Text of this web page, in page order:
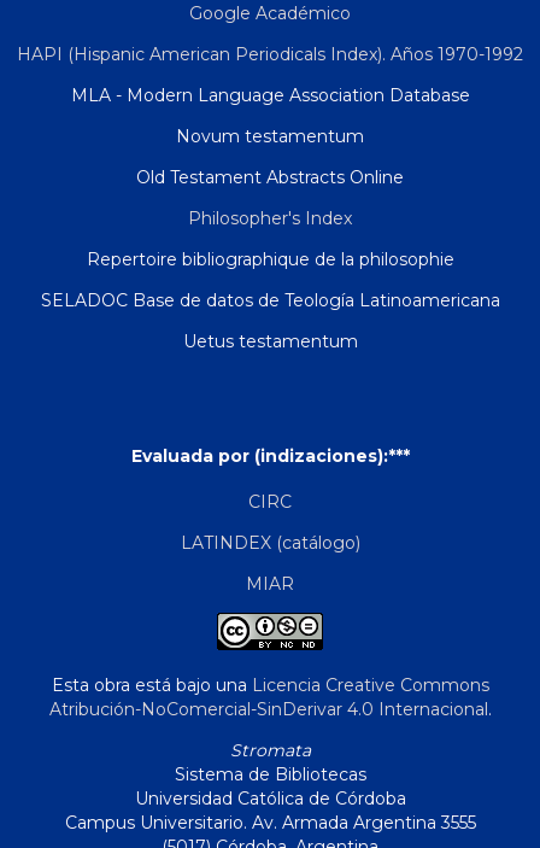
Google Académico
HAPI (Hispanic American Periodicals Index). Años 1970-1992
MLA - Modern Language Association Database
Novum testamentum
Old Testament Abstracts Online
Philosopher's Index
Repertoire bibliographique de la philosophie
SELADOC Base de datos de Teología Latinoamericana
Uetus testamentum
Evaluada por (indizaciones):***
CIRC
LATINDEX (catálogo)
MIAR
Esta obra está bajo una Licencia Creative Commons
Atribución-NoComercial-SinDerivar 4.0 Internacional.
Stromata
Sistema de Bibliotecas
Universidad Católica de Córdoba
Campus Universitario. Av. Armada Argentina 3555